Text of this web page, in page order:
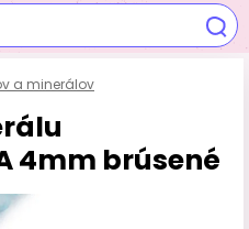
a minerálov
4mm brúsené